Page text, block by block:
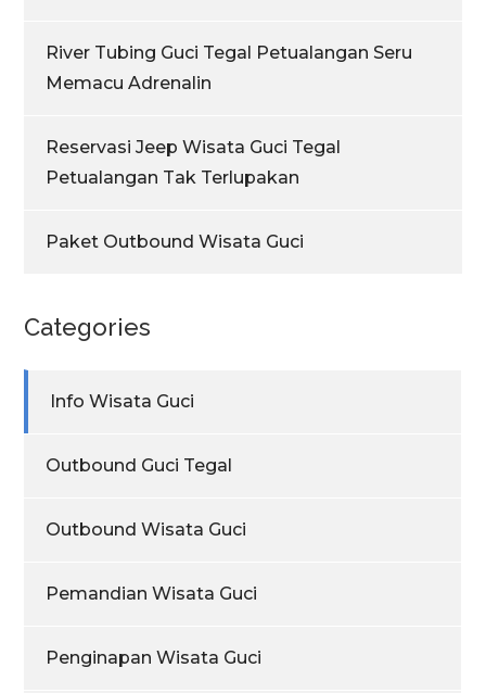
River Tubing Guci Tegal Petualangan Seru
Memacu Adrenalin
Reservasi Jeep Wisata Guci Tegal
Petualangan Tak Terlupakan
Paket Outbound Wisata Guci
Categories
Info Wisata Guci
Outbound Guci Tegal
Outbound Wisata Guci
Pemandian Wisata Guci
Penginapan Wisata Guci